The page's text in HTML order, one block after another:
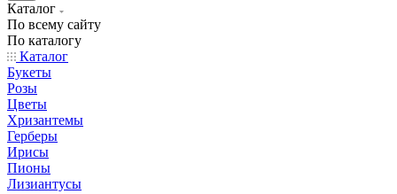
Каталог
По всему сайту
По каталогу
Каталог
Букеты
Розы
Цветы
Хризантемы
Герберы
Ирисы
Пионы
Лизиантусы